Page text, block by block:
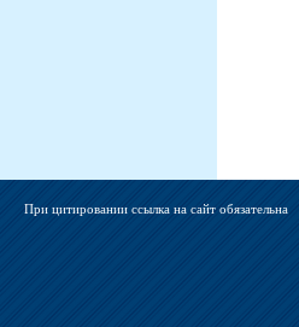
При цитировании ссылка на сайт обязательна